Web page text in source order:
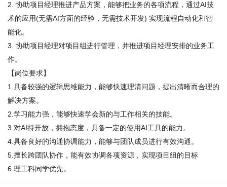
2. 协助项目经理推进产品方案，能够把业务的各项流程，通过AI技
术的应用(无需AI方面的经验，无需技术开发) 实现流程自动化和智
能化。
3. 协助项目经理对项目组进行管理，并推进项目经理安排的业务工
作。
【岗位要求】
1.具备较强的逻辑思维能力，能够快速理清问题，提出清晰而合理的
解决方案。
2.学习能力强，能够快速学会新的与工作相关的技能。
3.对AI持开放，拥抱态度，具备一定的使用AI工具的能力。
4.具备良好的沟通协调能力，能够与团队成员进行有效沟通。
5.擅长跨团队协作，能有效协调各项资源，实现项目组的目标
6.理工科同学优先。